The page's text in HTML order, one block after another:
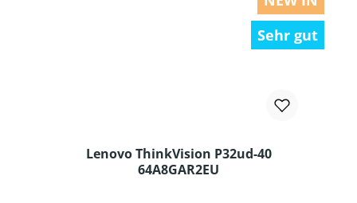
Sehr gut
Lenovo ThinkVision P32ud-40
64A8GAR2EU